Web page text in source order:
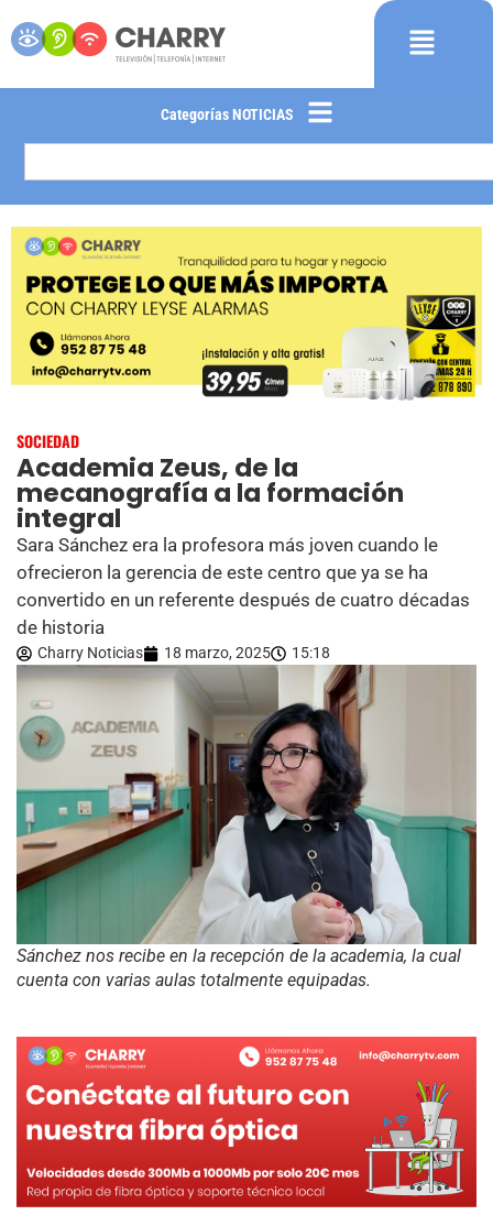
Categorías NOTICIAS
SOCIEDAD
Academia Zeus, de la
mecanografía a la formación
integral
Sara Sánchez era la profesora más joven cuando le
ofrecieron la gerencia de este centro que ya se ha
convertido en un referente después de cuatro décadas
de historia
Charry Noticias 18 marzo, 2025 15:18
Sánchez nos recibe en la recepción de la academia, la cual
cuenta con varias aulas totalmente equipadas.